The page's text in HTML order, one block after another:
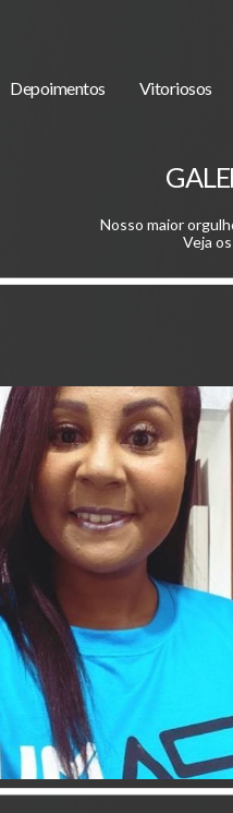
Depoimentos Vitoriosos
Nosso maior
Veja